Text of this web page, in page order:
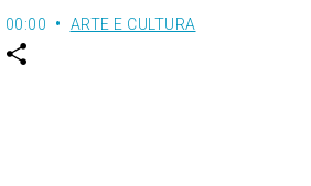
00:00 ARTE E CULTURA
w